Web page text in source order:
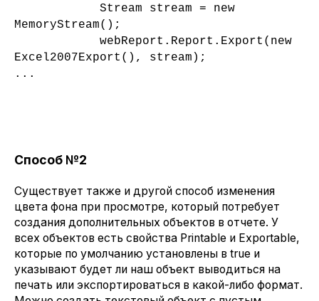
Stream stream = new
MemoryStream();
webReport.Report.Export(new
Excel2007Export(), stream);
...
Способ №2
Существует также и другой способ изменения
цвета фона при просмотре, который потребует
создания дополнительных объектов в отчете. У
всех объектов есть свойства Printable и Exportable,
которые по умолчанию установлены в true и
указывают будет ли наш объект выводиться на
печать или экспортироваться в какой-либо формат.